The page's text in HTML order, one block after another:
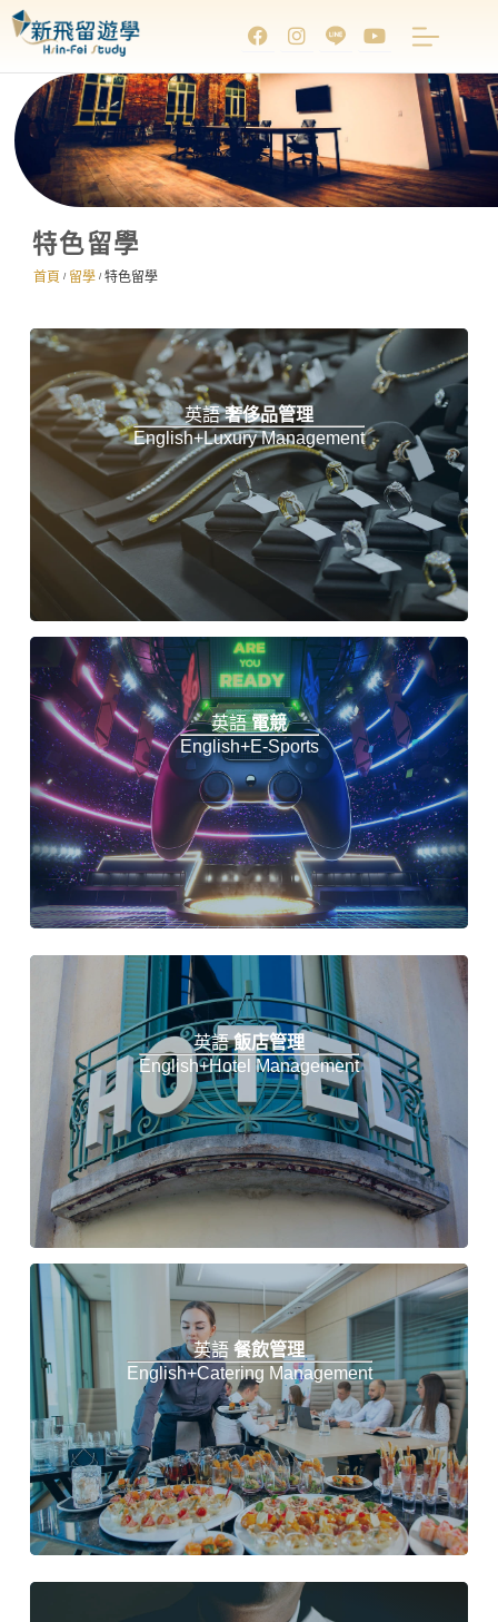
特色留學
首頁 / 留學 / 特色留學
英語奢侈品管理
English+Luxury Management
英語電競
English+e-Sports
英語飯店管理
English+Hotel Management
英語 餐飲管理
English+Catering Management